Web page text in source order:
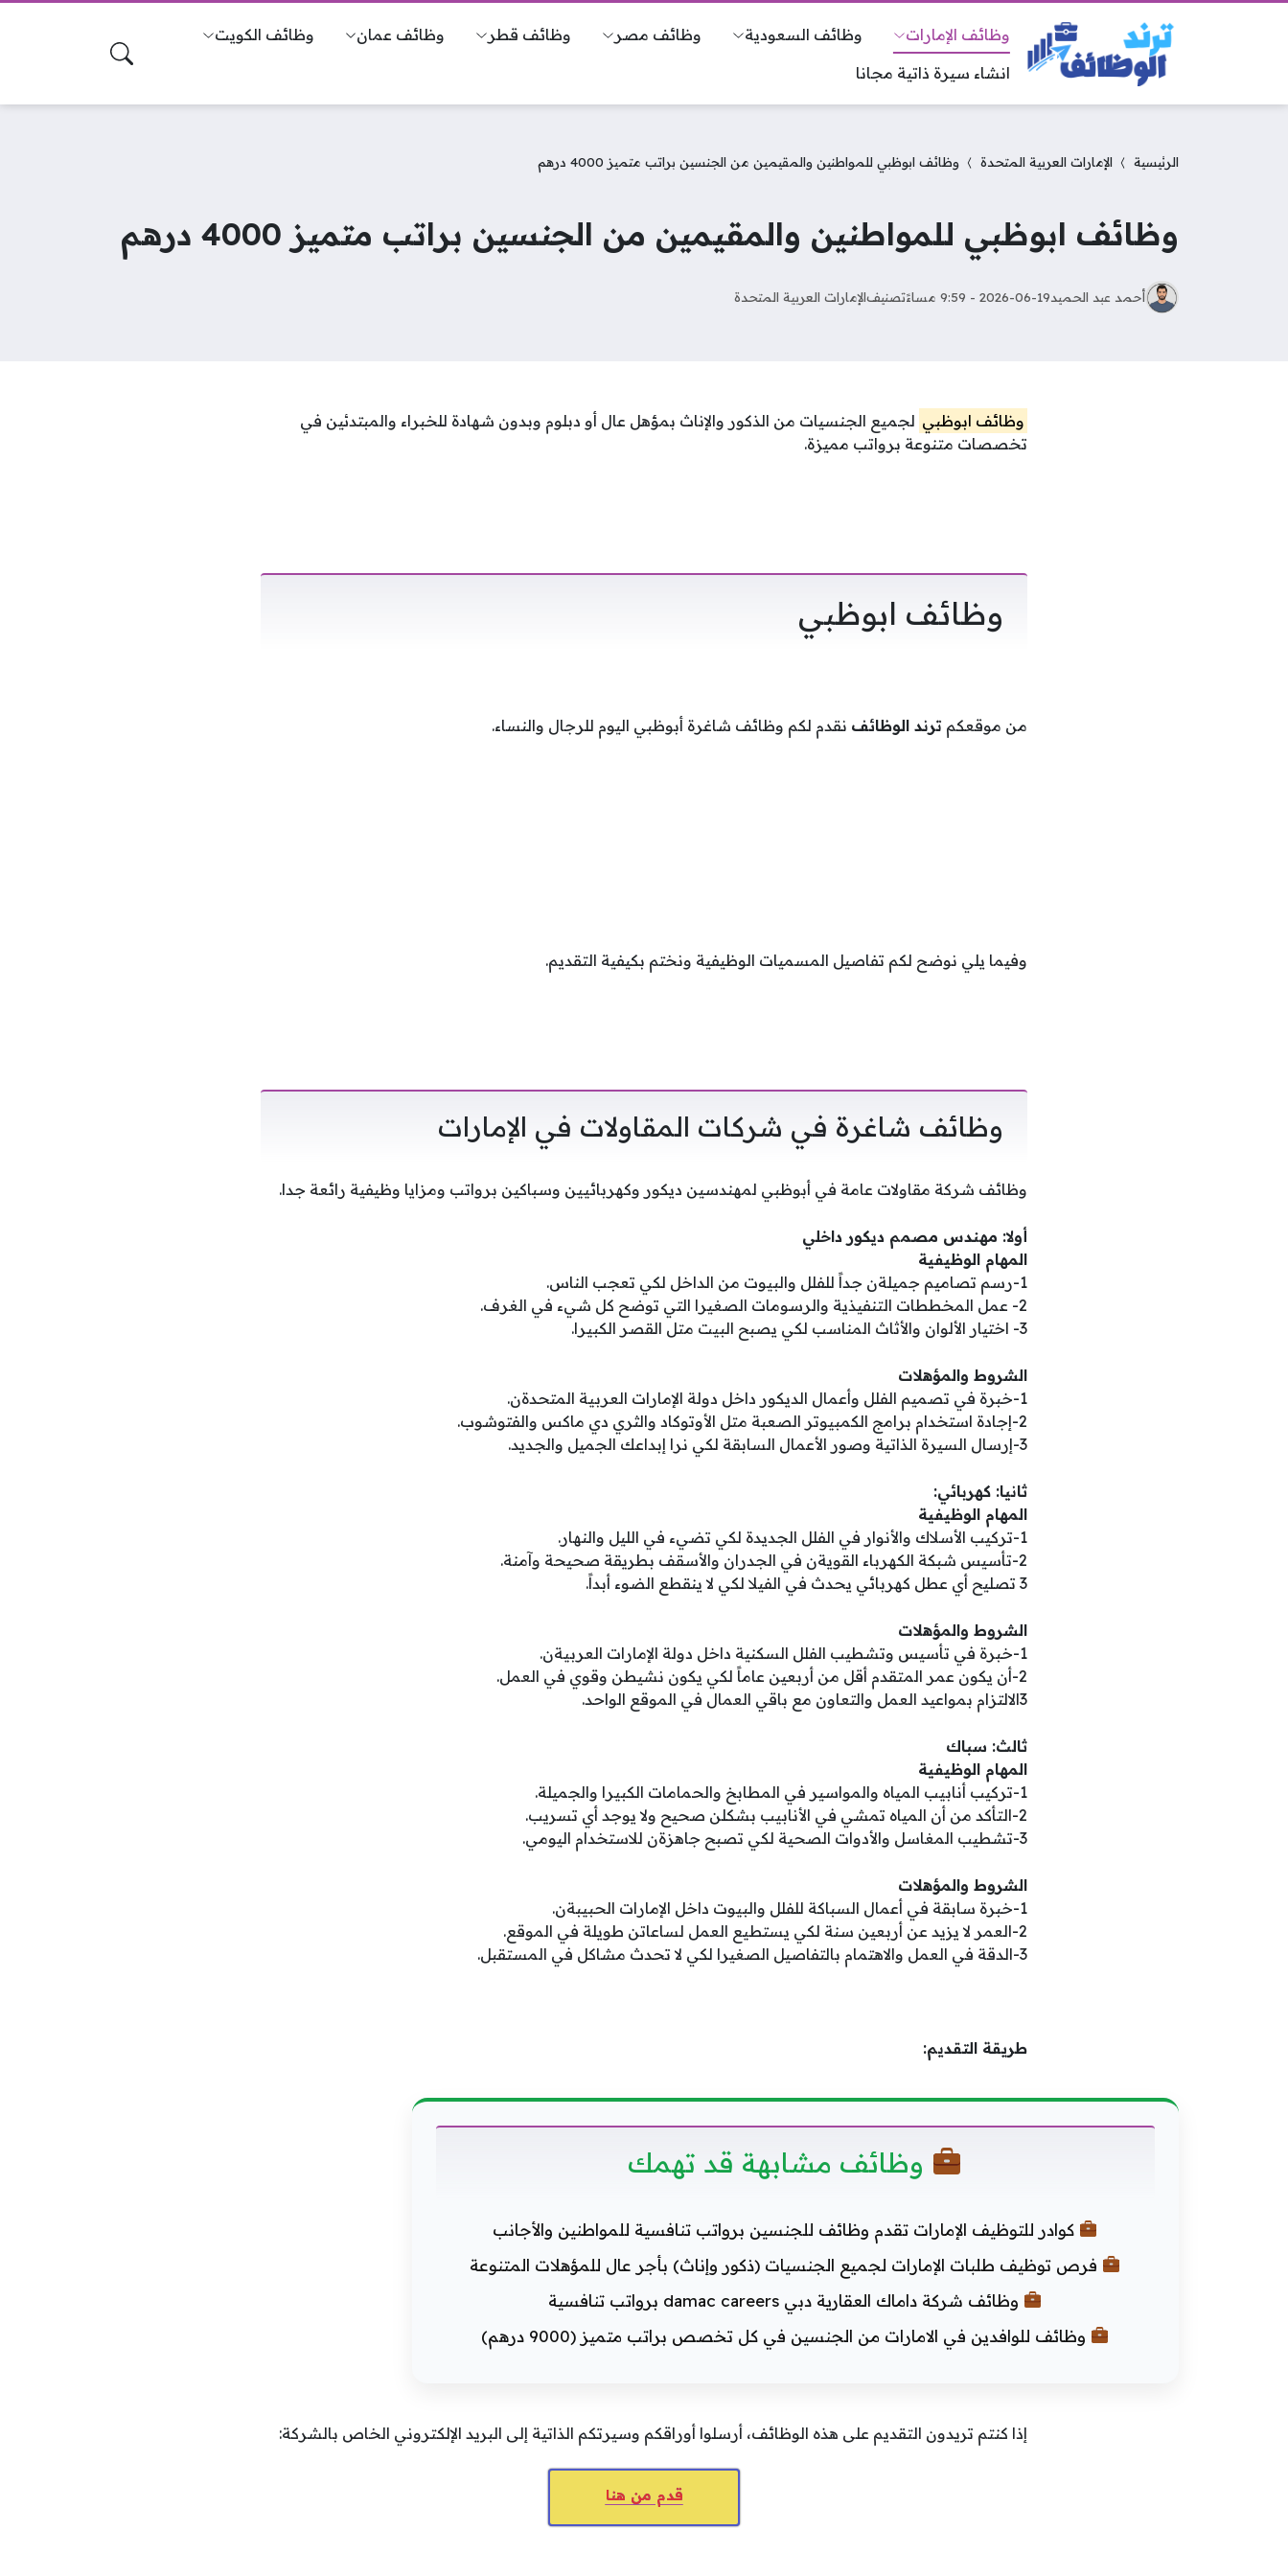
وظائف الإمارات وظائف السعودية وظائف مصر وظائف قطر وظائف عمان
وظائف الكويت
انشاء سيرة ذاتية مجانا
الرئيسية الإمارات العربية المتحدة وظائف ابوظبي للمواطنين والمقيمين من الجنسين براتب متميز 4000 درهم
وظائف ابوظبي للمواطنين والمقيمين من الجنسين براتب متميز 4000 درهم
أحمد عبد الحميد2026-06-19 - 9:59 مساءً تصنيفالإمارات العربية المتحدة
وظائف ابوظبي لجميع الجنسيات من الذكور والإناث بمؤهل عال أو دبلوم وبدون شهادة للخبراء والمبتدئين في
تخصصات متنوعة برواتب مميزة.
وظائف ابوظبي
من موقعكم ترند الوظائف نقدم لكم وظائف شاغرة أبوظبي اليوم للرجال والنساء.
وفيما يلي نوضح لكم تفاصيل المسميات الوظيفية ونختم بكيفية التقديم.
وظائف شاغرة في شركات المقاولات في الإمارات
وظائف شركة مقاولات عامة في أبوظبي لمهندسين ديكور وكهربائيين وسباكين برواتب ومزايا وظيفية رائعة جدا.
أولا: مهندس مصمم ديكور داخلي
المهام الوظيفية
1-رسم تصاميم جميلةن جداً للفلل والبيوت من الداخل لكي تعجب الناس.
2- عمل المخططات التنفيذية والرسومات الصغيرا التي توضح كل شيء في الغرف.
3- اختيار الألوان والأثاث المناسب لكي يصبح البيت متل القصر الكبيرا.
الشروط والمؤهلات
1-خبرة في تصميم الفلل وأعمال الديكور داخل دولة الإمارات العربية المتحدةن.
2-إجادة استخدام برامج الكمبيوتر الصعبة متل الأوتوكاد والثري دي ماكس والفتوشوب.
3-إرسال السيرة الذاتية وصور الأعمال السابقة لكي نرا إبداعك الجميل والجديد.
ثانيا: كهربائي:
المهام الوظيفية
1-تركيب الأسلاك والأنوار في الفلل الجديدة لكي تضيء في الليل والنهار.
2-تأسيس شبكة الكهرباء القويةن في الجدران والأسقف بطريقة صحيحة وآمنة.
3 تصليح أي عطل كهربائي يحدث في الفيلا لكي لا ينقطع الضوء أبداً.
الشروط والمؤهلات
1-خبرة في تأسيس وتشطيب الفلل السكنية داخل دولة الإمارات العربيةن.
2-أن يكون عمر المتقدم أقل من أربعين عاماً لكي يكون نشيطن وقوي في العمل.
3الالتزام بمواعيد العمل والتعاون مع باقي العمال في الموقع الواحد.
ثالث: سباك
المهام الوظيفية
1-تركيب أنابيب المياه والمواسير في المطابخ والحمامات الكبيرا والجميلة.
2-التأكد من أن المياه تمشي في الأنابيب بشكلن صحيح ولا يوجد أي تسريب.
3-تشطيب المغاسل والأدوات الصحية لكي تصبح جاهزةن للاستخدام اليومي.
الشروط والمؤهلات
1-خبرة سابقة في أعمال السباكة للفلل والبيوت داخل الإمارات الحبيبةن.
2-العمر لا يزيد عن أربعين سنة لكي يستطيع العمل لساعاتن طويلة في الموقع.
3-الدقة في العمل والاهتمام بالتفاصيل الصغيرا لكي لا تحدث مشاكل في المستقبل.
طريقة التقديم:
وظائف مشابهة قد تهمك
كوادر للتوظيف الإمارات تقدم وظائف للجنسين برواتب تنافسية للمواطنين والأجانب
فرص توظيف طلبات الإمارات لجميع الجنسيات (ذكور وإناث) بأجر عال للمؤهلات المتنوعة
وظائف شركة داماك العقارية دبي damac careers برواتب تنافسية
وظائف للوافدين في الامارات من الجنسين في كل تخصص براتب متميز (9000 درهم)
إذا كنتم تريدون التقديم على هذه الوظائف، أرسلوا أوراقكم وسيرتكم الذاتية إلى البريد الإلكتروني الخاص بالشركة:
قدم من هنا